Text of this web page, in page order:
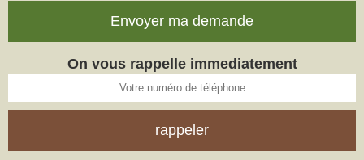
On vous rappelle immediatement